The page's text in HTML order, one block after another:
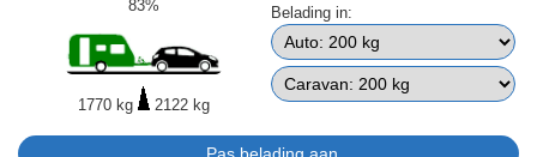
83%
1770 kg 2122 kg
Belading in: